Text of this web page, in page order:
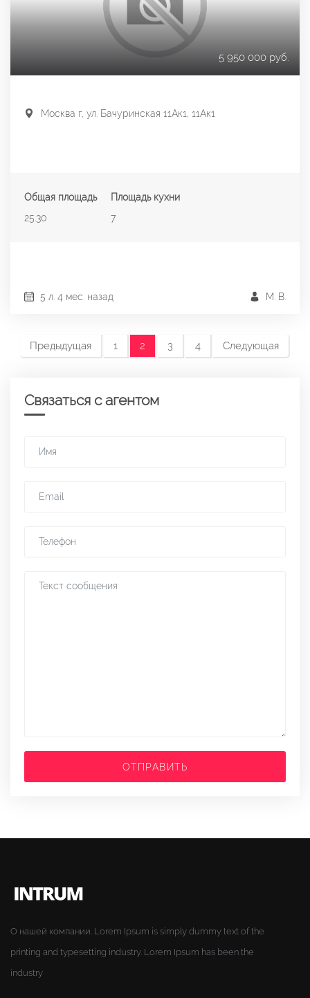
5 950 000 руб.
Москва г, ул. Бачуринская 11Ак1, 11Ак1
Общая площадь
25.30
Площадь кухни
7
М. В.
5 л. 4 мес. назад
Предыдущая 1 2 3 4 Следующая
Связаться с агентом
ОТПРАВИТЬ
О нашей компании. Lorem Ipsum is simply dummy text of the
printing and typesetting industry. Lorem Ipsum has been the
industry